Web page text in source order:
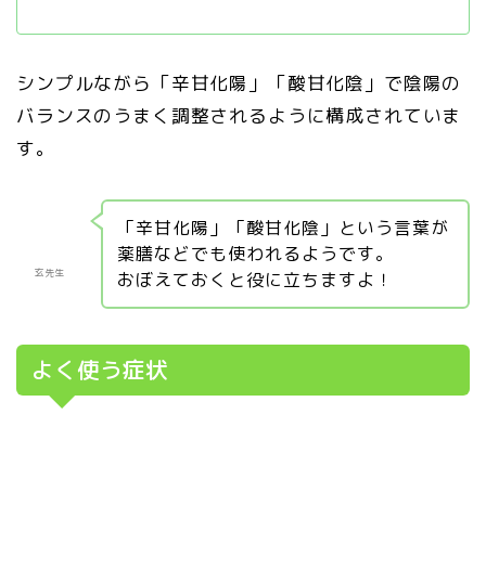
シンプルながら「辛甘化陽」「酸甘化陰」で陰陽の
バランスのうまく調整されるように構成されていま
す。
玄先生
「辛甘化陽」「酸甘化陰」という言葉が
薬膳などでも使われるようです。
おぼえておくと役に立ちますよ！
よく使う症状